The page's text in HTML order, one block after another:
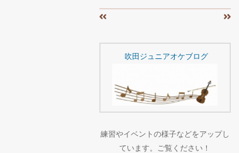
吹田ジュニアオケブログ
練習やイベントの様子などをアップし
ています。ご覧ください！